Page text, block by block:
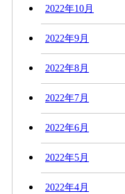
2022年10月
2022年9月
2022年8月
2022年7月
2022年6月
2022年5月
2022年4月